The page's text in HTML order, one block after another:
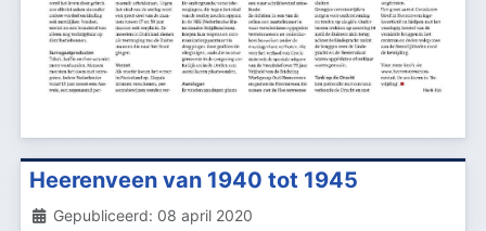
Heerenveen van 1940 tot 1945
Details
Gepubliceerd: 08 april 2020